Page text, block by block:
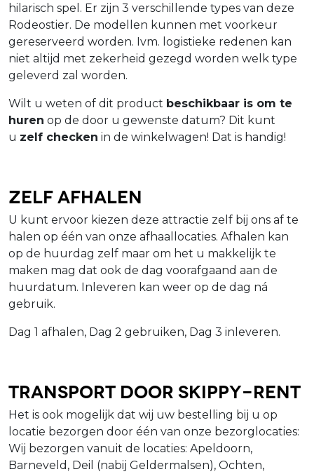
hilarisch spel. Er zijn 3 verschillende types van deze
Rodeostier. De modellen kunnen met voorkeur
gereserveerd worden. Ivm. logistieke redenen kan
niet altijd met zekerheid gezegd worden welk type
geleverd zal worden.
Wilt u weten of dit product beschikbaar is om te
huren op de door u gewenste datum? Dit kunt
u zelf checken in de winkelwagen! Dat is handig!
Zelf afhalen
U kunt ervoor kiezen deze attractie zelf bij ons af te
halen op één van onze afhaallocaties. Afhalen kan
op de huurdag zelf maar om het u makkelijk te
maken mag dat ook de dag voorafgaand aan de
huurdatum. Inleveren kan weer op de dag ná
gebruik.
Dag 1 afhalen, Dag 2 gebruiken, Dag 3 inleveren.
Transport door Skippy-Rent
Het is ook mogelijk dat wij uw bestelling bij u op
locatie bezorgen door één van onze bezorglocaties:
Wij bezorgen vanuit de locaties: Apeldoorn,
Barneveld, Deil (nabij Geldermalsen), Ochten,